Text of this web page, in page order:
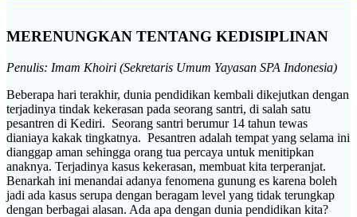
MERENUNGKAN TENTANG KEDISIPLINAN
Penulis: Imam Khoiri (Sekretaris Umum Yayasan SPA Indonesia)
Beberapa hari terakhir, dunia pendidikan kembali dikejutkan dengan
terjadinya tindak kekerasan pada seorang santri, di salah satu
pesantren di Kediri. Seorang santri berumur 14 tahun tewas
dianiaya kakak tingkatnya. Pesantren adalah tempat yang selama ini
dianggap aman sehingga orang tua percaya untuk menitipkan
anaknya. Terjadinya kasus kekerasan, membuat kita terperanjat.
Benarkah ini menandai adanya fenomena gunung es karena boleh
jadi ada kasus serupa dengan beragam level yang tidak terungkap
dengan berbagai alasan. Ada apa dengan dunia pendidikan kita?